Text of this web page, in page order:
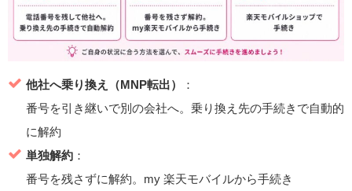
他社へ乗り換え（MNP転出）
：
番号を引き継いで別の会社へ。乗り換え先の手続きで自動的
に解約
単独解約：
番号を残さずに解約。my 楽天モバイルから手続き